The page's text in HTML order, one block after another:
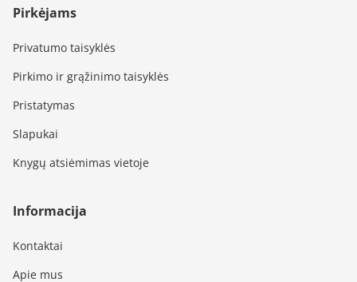
Pirkėjams
Privatumo taisyklės
Pirkimo ir grąžinimo taisyklės
Pristatymas
Slapukai
Knygų atsiėmimas vietoje
Informacija
Kontaktai
Apie mus